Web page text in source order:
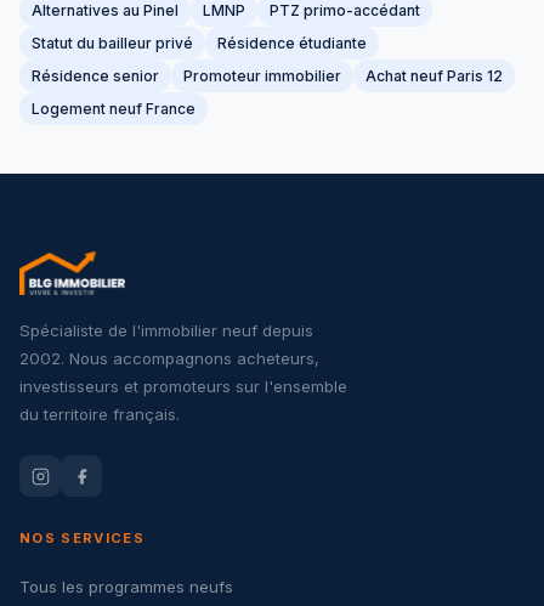
Alternatives au Pinel
LMNP
PTZ primo-accédant
Statut du bailleur privé
Résidence étudiante
Résidence senior
Promoteur immobilier
Achat neuf Paris 12
Logement neuf France
Spécialiste de l'immobilier neuf depuis
2002. Nous accompagnons acheteurs,
investisseurs et promoteurs sur l'ensemble
du territoire français.
NOS SERVICES
Tous les programmes neufs